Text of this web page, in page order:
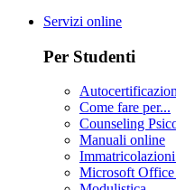
Servizi online
Per Studenti
Come fare per...
Counseling
Manuali online
Microsoft